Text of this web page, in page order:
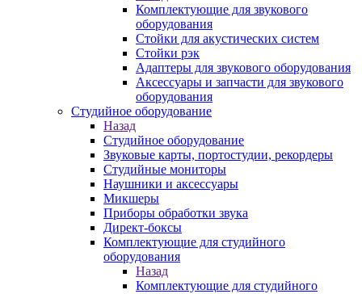
Комплектующие для звукового
оборудования
Стойки для акустических систем
Стойки рэк
Адаптеры для звукового оборудования
Аксессуары и запчасти для звукового
оборудования
Студийное оборудование
Назад
Студийное оборудование
Звуковые карты, портостудии, рекордеры
Студийные мониторы
Наушники и аксессуары
Микшеры
Приборы обработки звука
Директ-боксы
Комплектующие для студийного
оборудования
Назад
Комплектующие для студийного